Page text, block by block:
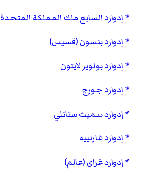
إدوارد السابع ملك المملكة المتحدة
إدوارد بنسون (قسيس)
إدوارد بولوير لايتون
إدوارد جورج
إدوارد سميث ستانلي
إدوارد غارنييه
إدوارد غراي (عالم)